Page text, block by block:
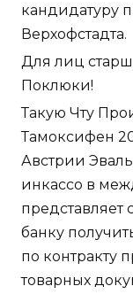
кандидатуру
Верхофстадта.
Для лиц
Поклюки!
Такую Чту
Тамоксифен
Австрии
инкассо в
представляет
банку
по контракту
товарных